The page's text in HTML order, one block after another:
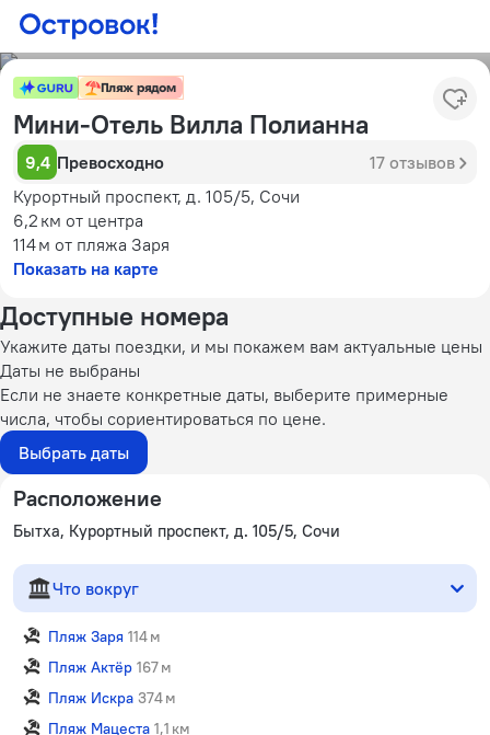
Пляж рядом
Мини-Отель Вилла Полианна
9,4 Превосходно
17 отзывов
Курортный проспект, д. 105/5, Сочи
6,2 км от центра
114 м от пляжа Заря
Показать на карте
Доступные номера
Укажите даты поездки, и мы покажем вам актуальные цены
Даты не выбраны
Если не знаете конкретные даты, выберите примерные
числа, чтобы сориентироваться по цене.
Выбрать даты
Расположение
Бытха, Курортный проспект, д. 105/5, Сочи
Что вокруг
Пляж Заря 114 м
Пляж Актёр 167 м
Пляж Искра 374 м
Пляж Мацеста 1,1 км